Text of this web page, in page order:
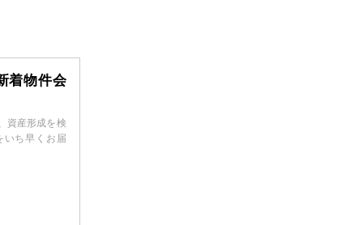
着物件会
資産形成を検
いち早くお届